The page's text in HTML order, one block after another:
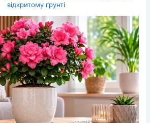
відкритому ґрунті